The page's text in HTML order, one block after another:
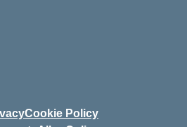
Cookie Policy